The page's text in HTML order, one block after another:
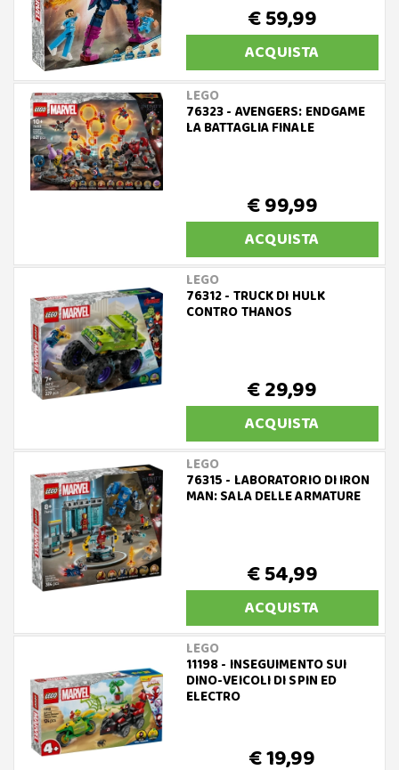
€ 59,99
ACQUISTA
LEGO
76323 - AVENGERS: ENDGAME
LA BATTAGLIA FINALE
€ 99,99
ACQUISTA
LEGO
76312 - TRUCK DI HULK
CONTRO THANOS
€ 29,99
ACQUISTA
LEGO
76315 - LABORATORIO DI IRON
MAN: SALA DELLE ARMATURE
€ 54,99
ACQUISTA
LEGO
11198 - INSEGUIMENTO SUI
DINO-VEICOLI DI SPIN ED
ELECTRO
€ 19,99